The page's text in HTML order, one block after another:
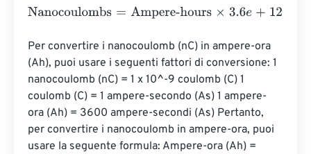
Nanocoulombs=Ampere-hours×3.6e +12
Per convertire i nanocoulomb (nC) in ampere-ora
(Ah), puoi usare i seguenti fattori di conversione: 1
nanocoulomb (nC) = 1 x 10^-9 coulomb (C) 1
coulomb (C) = 1 ampere-secondo (A·s) 1 ampere-
ora (Ah) = 3600 ampere-secondi (A·s) Pertanto,
per convertire i nanocoulomb in ampere-ora, puoi
usare la seguente formula: Ampere-ora (Ah) =